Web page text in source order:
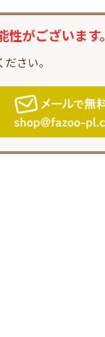
性がございます。
さい。